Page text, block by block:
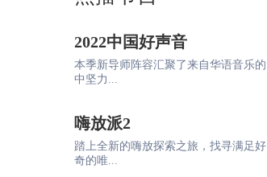
2022中国好声音
本季新导师阵容汇聚了来自华语音乐的
中坚力...
嗨放派2
踏上全新的嗨放探索之旅，找寻满足好
奇的唯...